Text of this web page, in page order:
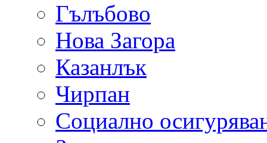
Гълъбово
Нова Загора
Казанлък
Чирпан
Социално